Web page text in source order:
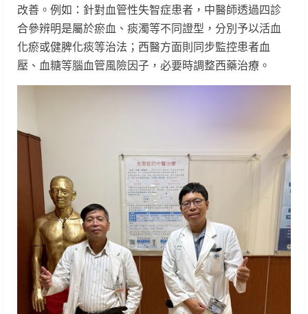
改善。例如：針對血管性失智症患者，中醫師透過四診
合參辨明是屬於瘀血、痰濁等不同證型，分別予以活血
化瘀或健脾化痰等治法；西醫方面則同步監控患者血
壓、血糖等腦血管風險因子，必要時調整西藥治療。